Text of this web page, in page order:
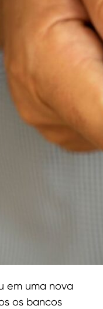
em uma nova
os bancos